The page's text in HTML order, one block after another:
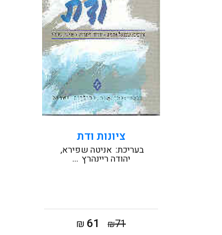
הציונות...
קראו עוד
ציונות ודת
בעריכת: אניטה שפירא
יהודה ריינהרץ...
₪71
המחיר
₪61
המחיר